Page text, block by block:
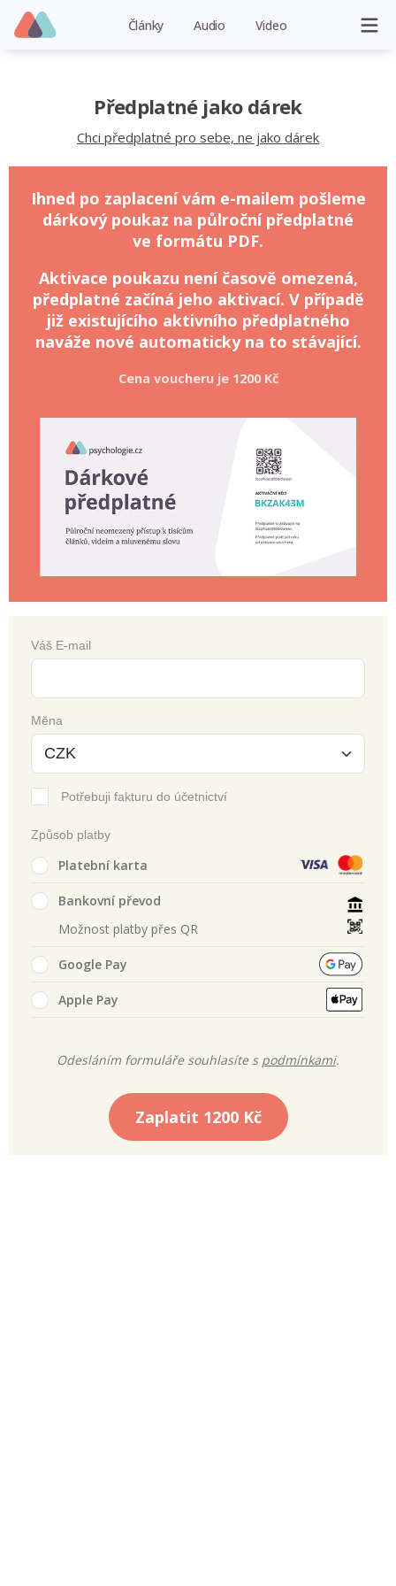
Články Audio Video
Předplatné jako dárek
Chci předplatné pro sebe, ne jako dárek
Ihned po zaplacení vám e-mailem pošleme
dárkový poukaz na půlroční předplatné
ve formátu PDF.
Aktivace poukazu není časově omezená,
předplatné začíná jeho aktivací. V případě
již existujícího aktivního předplatného
naváže nové automaticky na to stávající.
Cena voucheru je 1200 Kč
Váš E-mail
Měna
Potřebuji fakturu do účetnictví
Způsob platby
Platební karta
Bankovní převod
Možnost platby přes QR
Google Pay
Apple Pay
Odesláním formuláře souhlasíte s podmínkami.
Zaplatit 1200 Kč